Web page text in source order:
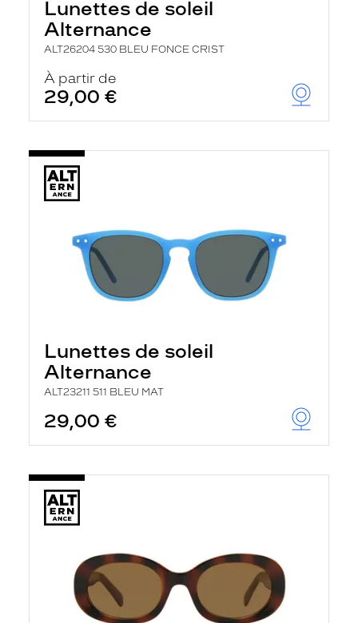
Lunettes de soleil
Alternance
ALT26204 530 BLEU FONCE CRIST
À partir de
29,00 €
Lunettes de soleil
Alternance
ALT23211 511 BLEU MAT
29,00 €